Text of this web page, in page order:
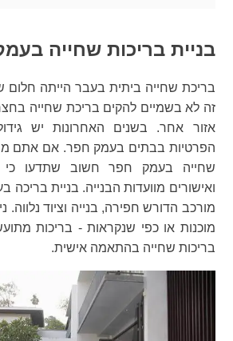
בניית בריכות שחייה
בריכת שחייה ביתית בעבר הייתה
זה לא בשמיים להקים בריכת שחייה
אזור אחר. בשנים האחרונות יש
הפרטיות בבתים בעמק חפר. אם אתם
שחייה בעמק חפר חשוב שתדעו כי
ואישורים מוועדות הבנייה. בניית
מורכב הדורש חפירה, בנייה וציוד נלווה.
מוכנות או כפי שנקראות - בריכות
בריכות שחייה בהתאמה אישית.